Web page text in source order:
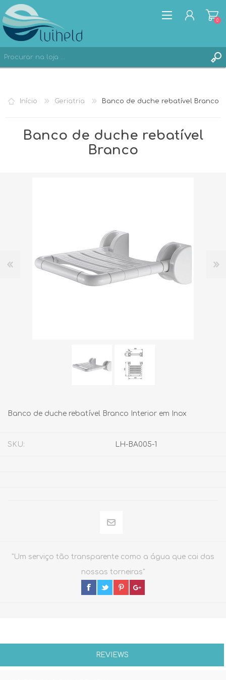
REGISTAR
0
Início Geriatria Banco de duche rebatível Branco
Banco de duche rebatível
Branco
Banco de duche rebatível Branco Interior em Inox
SKU: LH-BA005-1
"Um serviço tão transparente como a água que cai das
nossas torneiras"
REVIEWS